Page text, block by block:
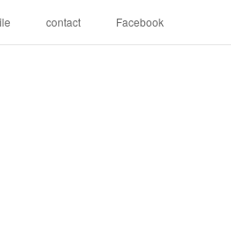
contact Facebook